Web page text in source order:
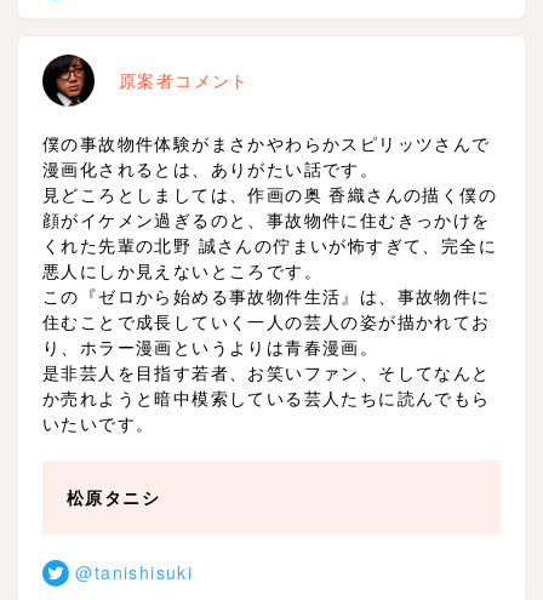
原案者コメント
僕の事故物件体験がまさかやわらかスピリッツさんで
漫画化されるとは、ありがたい話です。
見どころとしましては、作画の奥 香織さんの描く僕の
顔がイケメン過ぎるのと、事故物件に住むきっかけを
くれた先輩の北野 誠さんの佇まいが怖すぎて、完全に
悪人にしか見えないところです。
この『ゼロから始める事故物件生活』は、事故物件に
住むことで成長していく一人の芸人の姿が描かれてお
り、ホラー漫画というよりは青春漫画。
是非芸人を目指す若者、お笑いファン、そしてなんと
か売れようと暗中模索している芸人たちに読んでもら
いたいです。
松原タニシ
@tanishisuki